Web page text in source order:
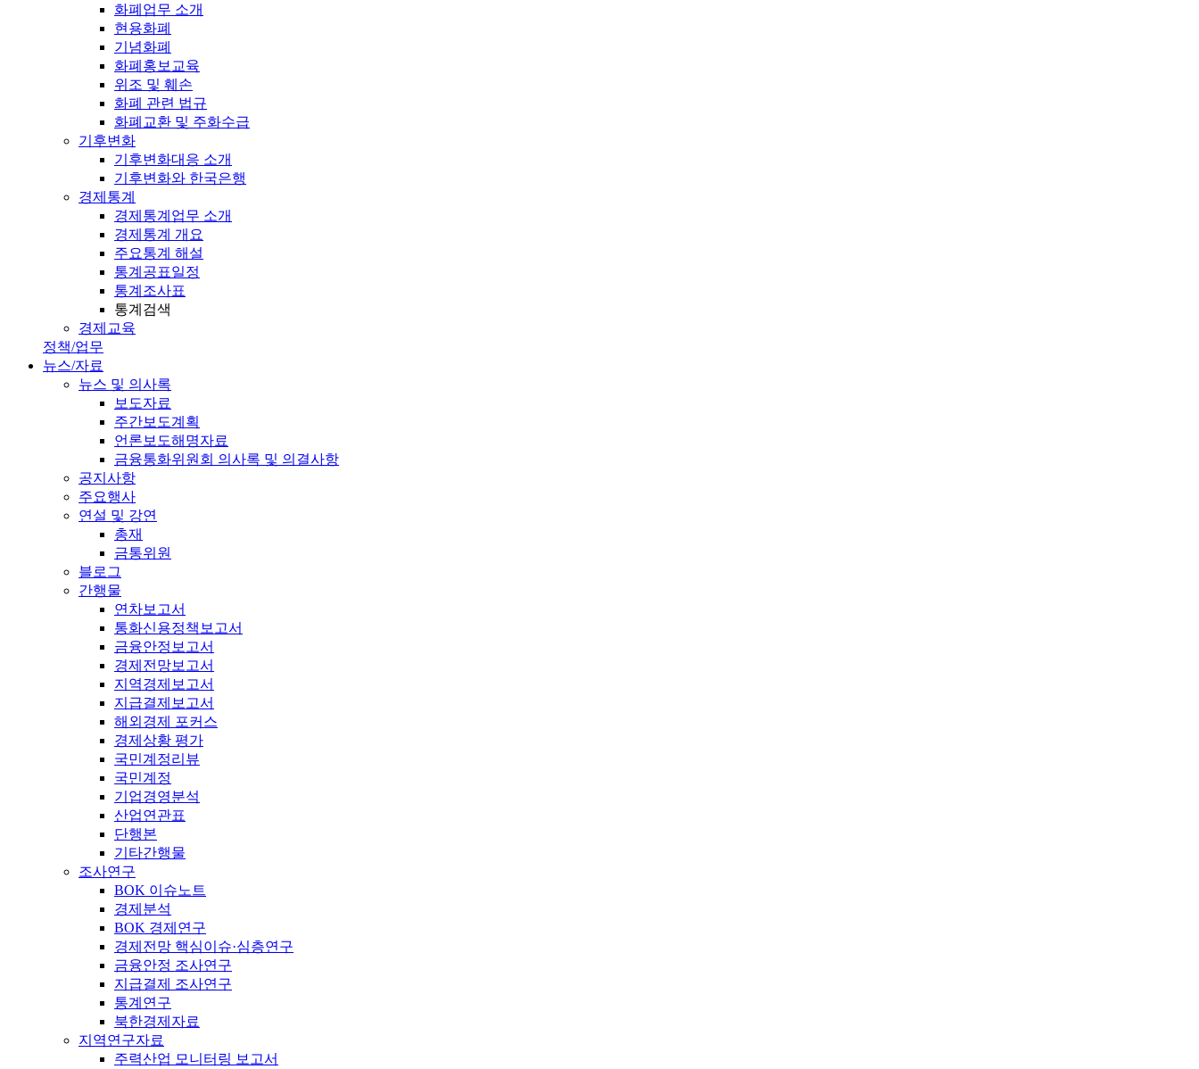
화폐업무 소개
현용화폐
기념화폐
화폐홍보교육
위조 및 훼손
화폐 관련 법규
화폐교환 및 주화수급
기후변화
기후변화대응 소개
기후변화와 한국은행
경제통계
경제통계업무 소개
경제통계 개요
주요통계 해설
통계공표일정
통계조사표
통계검색
경제교육
정책/업무
뉴스/자료
뉴스 및 의사록
보도자료
주간보도계획
언론보도해명자료
금융통화위원회 의사록 및 의결사항
공지사항
주요행사
연설 및 강연
총재
금통위원
블로그
간행물
연차보고서
통화신용정책보고서
금융안정보고서
경제전망보고서
지역경제보고서
지급결제보고서
해외경제 포커스
경제상황 평가
국민계정리뷰
국민계정
기업경영분석
산업연관표
단행본
기타간행물
조사연구
BOK 이슈노트
경제분석
BOK 경제연구
경제전망 핵심이슈·심층연구
금융안정 조사연구
지급결제 조사연구
통계연구
북한경제자료
지역연구자료
주력산업 모니터링 보고서